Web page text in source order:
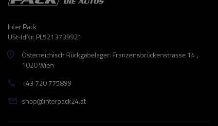
Inter Pack
USt-IdNr: PL5213739921
Österreichisch Rückgabelager: Franzensbrückenstrasse 14 ,
1020 Wien
+43 720 775899
shop@interpack24.at